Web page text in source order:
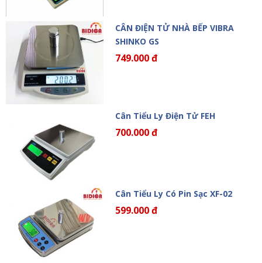
CÂN ĐIỆN TỬ NHÀ BẾP VIBRA
SHINKO GS
749.000 đ
Cân Tiểu Ly Điện Tử FEH
700.000 đ
Cân Tiểu Ly Có Pin Sạc XF-02
599.000 đ